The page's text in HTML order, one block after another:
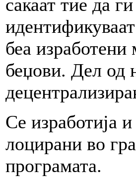
сакаат тие да
беа
беџови. Дел од
Се изработија
лоцирани во
програмата.